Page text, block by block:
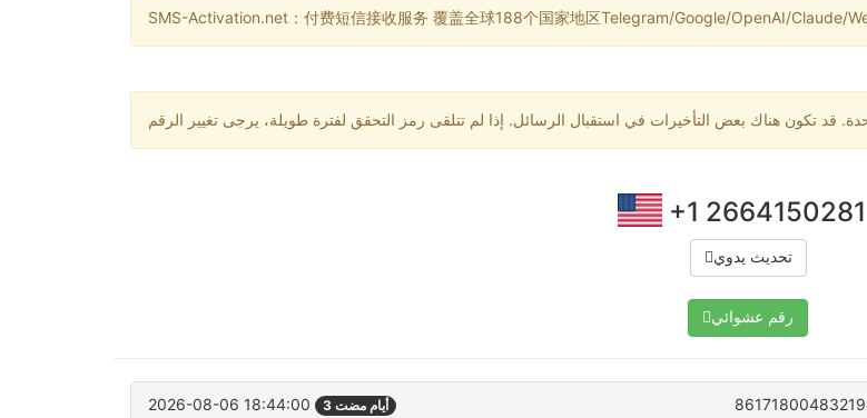
SMS-Activation.net：付费短信接收服务 覆盖全球188个国家地区Telegram/Google/OpenAI/Claude/
+1 2664150281
تحديث يدوي
رقم عشوائي
2026-08-06 18:44:00 3 أيام مضت